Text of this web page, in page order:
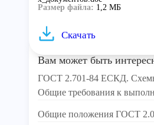
Размер файла: 1,2 МБ
Скачать
Вам может быть
ГОСТ 2.701-84 ЕСКД.
Общие требования к
Общие положения ГОСТ